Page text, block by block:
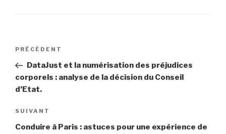
Navigation
l’article
Article
précédent
PRÉCÉDENT
DataJust et la numérisation des préjudices
corporels : analyse de la décision du Conseil
d’Etat.
Article
suivant
SUIVANT
Conduire à Paris : astuces pour une expérience de